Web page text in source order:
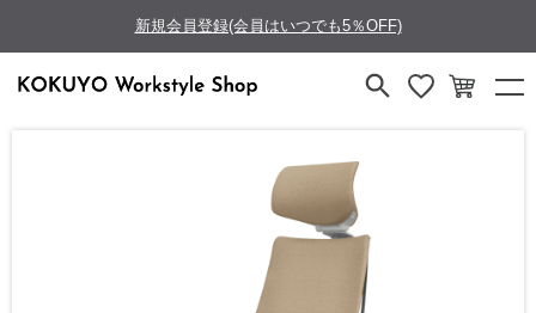
新規会員登録(会員はいつでも5％OFF)